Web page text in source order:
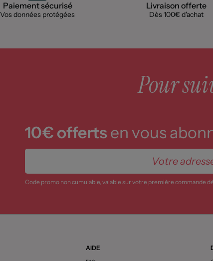
Paiement sécurisé
Vos données protégées
Livraison offerte
Dès 100€ d'achat
Pour
10€ offerts en vous
Code promo non cumulable, valable sur votre première commande
AIDE